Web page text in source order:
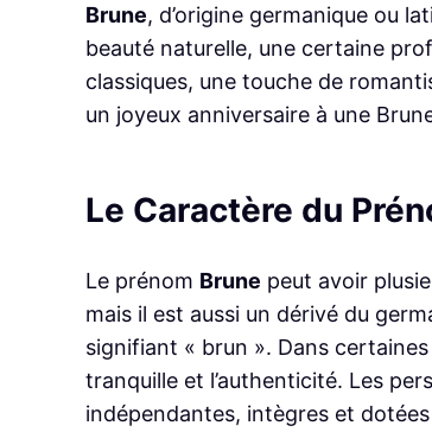
Brune, d’origine germanique ou
beauté naturelle, une certaine
classiques, une touche de
un joyeux anniversaire à une
Le Caractère du
Le prénom Brune peut avoir
mais il est aussi un dérivé du
signifiant « brun ». Dans
tranquille et l’authenticité. Les
indépendantes, intègres et